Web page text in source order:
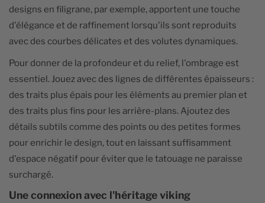
designs en filigrane, par exemple, apportent une touche
d'élégance et de raffinement lorsqu'ils sont reproduits
avec des courbes délicates et des volutes dynamiques.
Pour donner de la profondeur et du relief, l'ombrage est
essentiel. Jouez avec des lignes de différentes épaisseurs :
des traits plus épais pour les éléments au premier plan et
des traits plus fins pour les arrière-plans. Ajoutez des
détails subtils comme des points ou des petites formes
pour enrichir le design, tout en laissant suffisamment
d'espace négatif pour éviter que le tatouage ne paraisse
surchargé.
Une connexion avec l'héritage viking